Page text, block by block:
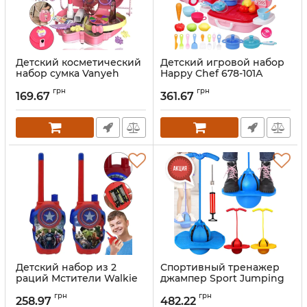
Детский косметический
набор сумка Vanyeh
зеркалом, Комплект с
для девочек Kids
Pretend Toy Bag PT-01495
169.67 грн
Детский игровой набор
Happy Chef 678-101А
чемодане на 21 предмет,
для игры в повара от 5
лет Розовый
361.67 грн
Детский набор из 2
раций Мстители Walkie
батарейках до 3м,
258.97 грн
Спортивный тренажер
джампер Sport Jumping
Пого мяч с ручкой и
482.22 грн